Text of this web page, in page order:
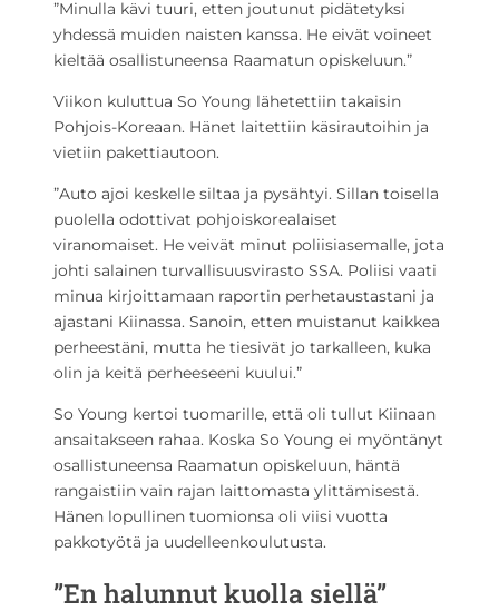
”Minulla kävi tuuri, etten joutunut pidätetyksi
yhdessä muiden naisten kanssa. He eivät voineet
kieltää osallistuneensa Raamatun opiskeluun.”
Viikon kuluttua So Young lähetettiin takaisin
Pohjois-Koreaan. Hänet laitettiin käsirautoihin ja
vietiin pakettiautoon.
”Auto ajoi keskelle siltaa ja pysähtyi. Sillan toisella
puolella odottivat pohjoiskorealaiset
viranomaiset. He veivät minut poliisiasemalle, jota
johti salainen turvallisuusvirasto SSA. Poliisi vaati
minua kirjoittamaan raportin perhetaustastani ja
ajastani Kiinassa. Sanoin, etten muistanut kaikkea
perheestäni, mutta he tiesivät jo tarkalleen, kuka
olin ja keitä perheeseeni kuului.”
So Young kertoi tuomarille, että oli tullut Kiinaan
ansaitakseen rahaa. Koska So Young ei myöntänyt
osallistuneensa Raamatun opiskeluun, häntä
rangaistiin vain rajan laittomasta ylittämisestä.
Hänen lopullinen tuomionsa oli viisi vuotta
pakkotyötä ja uudelleenkoulutusta.
”En halunnut kuolla siellä”